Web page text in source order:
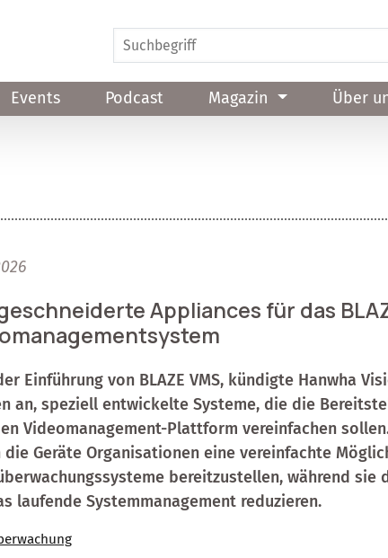
Events Podcast Magazin Über
Appliances für das
Einführung von BLAZE VMS, kündigte Hanwha
an, speziell entwickelte Systeme, die die
Videomanagement-Plattform vereinfachen
die Geräte Organisationen eine vereinfachte
bereitzustellen, während
laufende Systemmanagement reduzieren.